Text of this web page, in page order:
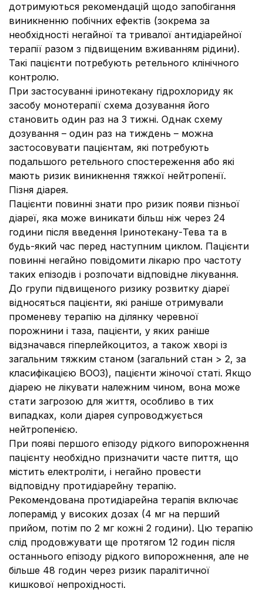
дотримуються рекомендацій щодо запобігання
виникненню побічних ефектів (зокрема за
необхідності негайної та тривалої антидіарейної
терапії разом з підвищеним вживанням рідини).
Такі пацієнти потребують ретельного клінічного
контролю.
При застосуванні іринотекану гідрохлориду як
засобу монотерапії схема дозування його
становить один раз на 3 тижні. Однак схему
дозування – один раз на тиждень – можна
застосовувати пацієнтам, які потребують
подальшого ретельного спостереження або які
мають ризик виникнення тяжкої нейтропенії.
Пізня діарея.
Пацієнти повинні знати про ризик появи пізньої
діареї, яка може виникати більш ніж через 24
години після введення Іринотекану-Тева та в
будь-який час перед наступним циклом. Пацієнти
повинні негайно повідомити лікарю про частоту
таких епізодів і розпочати відповідне лікування.
До групи підвищеного ризику розвитку діареї
відносяться пацієнти, які раніше отримували
променеву терапію на ділянку черевної
порожнини і таза, пацієнти, у яких раніше
відзначався гіперлейкоцитоз, а також хворі із
загальним тяжким станом (загальний стан > 2, за
класифікацією ВООЗ), пацієнти жіночої статі. Якщо
діарею не лікувати належним чином, вона може
стати загрозою для життя, особливо в тих
випадках, коли діарея супроводжується
нейтропенією.
При появі першого епізоду рідкого випорожнення
пацієнту необхідно призначити часте пиття, що
містить електроліти, і негайно провести
відповідну протидіарейну терапію.
Рекомендована протидіарейна терапія включає
лоперамід у високих дозах (4 мг на перший
прийом, потім по 2 мг кожні 2 години). Цю терапію
слід продовжувати ще протягом 12 годин після
останнього епізоду рідкого випорожнення, але не
більше 48 годин через ризик паралітичної
кишкової непрохідності.